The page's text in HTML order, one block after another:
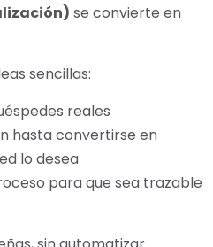
se convierte en
sencillas:
reales
hasta convertirse en
lo desea
para que sea trazable